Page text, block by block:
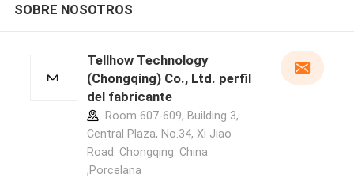
SOBRE NOSOTROS
Tellhow Technology
(Chongqing) Co., Ltd. perfil
del fabricante
Room 607-609, Building 3,
Central Plaza, No.34, Xi Jiao
Road. Chongqing. China
,Porcelana